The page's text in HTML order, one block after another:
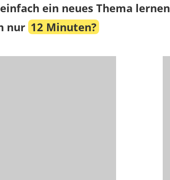
ein neues Thema lernen
nur 12 Minuten?